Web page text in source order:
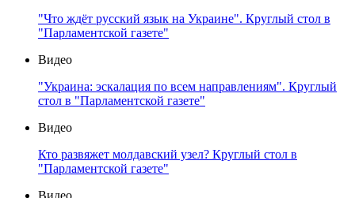
"Что ждёт русский язык на Украине". Круглый стол в
"Парламентской газете"
Видео
"Украина: эскалация по всем направлениям". Круглый
стол в "Парламентской газете"
Видео
Кто развяжет молдавский узел? Круглый стол в
"Парламентской газете"